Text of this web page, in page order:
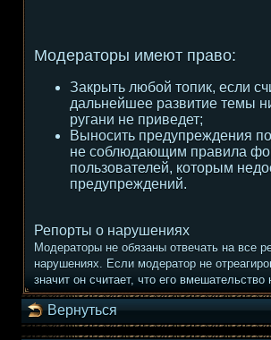
Модераторы имеют право:
Закрыть любой топик, если
дальнейшее развитие темы
ругани не приведет;
Выносить предупреждения
не соблюдающим правила
пользователей, которым
предупреждений.
Репорты о нарушениях
Модераторы не обязаны отвечать на все
нарушениях. Если модератор не
значит он считает, что его вмешательство
Вернуться